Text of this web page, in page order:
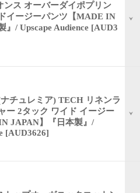
ンス オーバーダイポプリン
イージーパンツ【MADE IN
』/ Upscape Audience [AUD3
チュレミア) TECH リネンラ
ー 2タック ワイド イージー
JAPAN】『日本製』/
[AUD3626]